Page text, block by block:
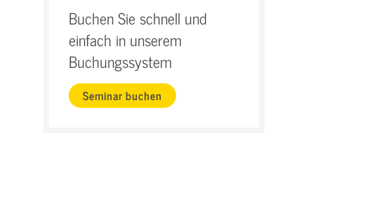
Buchen Sie schnell und
einfach in unserem
Buchungssystem
Seminar buchen